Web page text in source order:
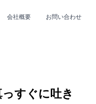
会社概要 お問い合わせ
すぐに吐き